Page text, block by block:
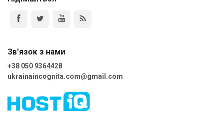
Зв'язок з нами
+38 050 9364428
ukrainaincognita.com@gmail.com